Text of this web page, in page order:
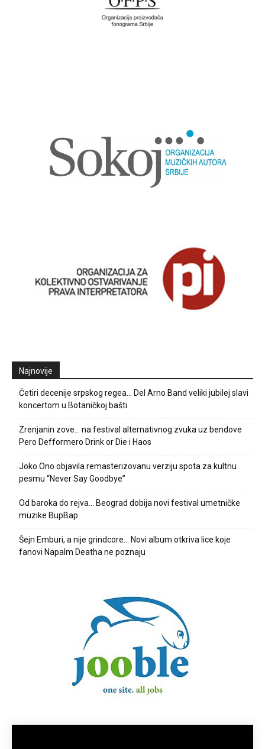
Najnovije
Četiri decenije srpskog regea… Del Arno Band veliki jubilej slavi
koncertom u Botaničkoj bašti
Zrenjanin zove… na festival alternativnog zvuka uz bendove
Pero Defformero Drink or Die i Haos
Joko Ono objavila remasterizovanu verziju spota za kultnu
pesmu “Never Say Goodbye”
Od baroka do rejva… Beograd dobija novi festival umetničke
muzike BupBap
Šejn Emburi, a nije grindcore… Novi album otkriva lice koje
fanovi Napalm Deatha ne poznaju